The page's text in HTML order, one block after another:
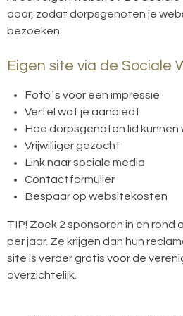
door, zodat dorpsgenoten je
bezoeken.
Eigen site via de Sociale
Foto`s voor een impressie
Vertel wat je aanbiedt
Hoe dorpsgenoten lid kunnen
Vrijwilliger gezocht
Link naar sociale media
Contactformulier
Bespaar op websitekosten
TIP! Zoek 2 sponsoren in en rond
per jaar. Ze krijgen dan hun
site is verder gratis voor de
overzichtelijk.